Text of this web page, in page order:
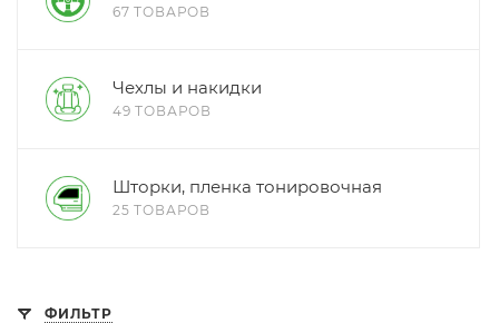
67 ТОВАРОВ
Чехлы и накидки
49 ТОВАРОВ
Шторки, пленка тонировочная
25 ТОВАРОВ
ФИЛЬТР